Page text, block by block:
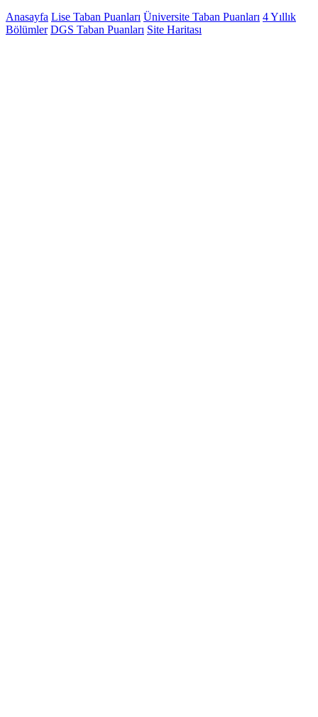
Anasayfa Lise Taban Puanları Üniversite Taban Puanları 4 Yıllık
Bölümler DGS Taban Puanları Site Haritası